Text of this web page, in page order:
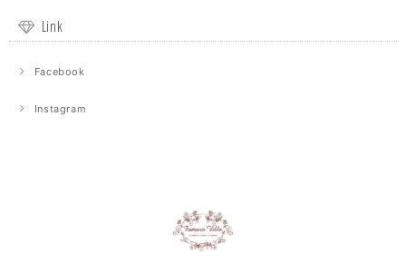
Link
Facebook
Instagram